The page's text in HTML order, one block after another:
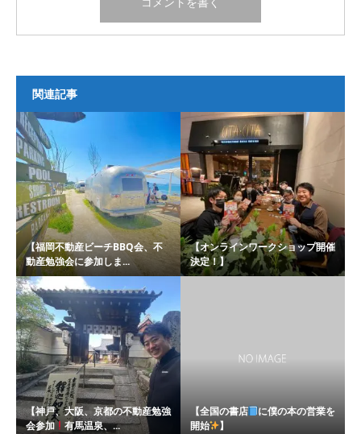
関連記事
【福岡不動産ビーチBBQ会、不
動産勉強会に参加しま...
【オンラインワークショップ開催
決定！】
【神戸、大阪、京都の不動産勉強
会参加
有馬温泉、...
【全国の書店
に僕の本の営業を
開始
】